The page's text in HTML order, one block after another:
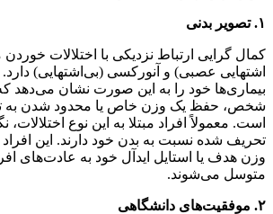
۱.تصویر بدنی
کمال گرایی ارتباط نزدیکی با اختلالات خوردن
اشتهایی عصبی) و آنورکسی (بی‌اشتهایی)
بیماری‌ها خود را به این صورت نشان می‌دهد که
شخص، حفظ یک وزن خاص یا محدود شدن به
است. معمولاً افراد مبتلا به این نوع
تحریف شده نسبت به بدن خود دارند. این
وزن هدف یا استایل ایدآل خود به عادت‌های
متوسل می‌شوند.
۲. موفقیت‌های دانشگاهی